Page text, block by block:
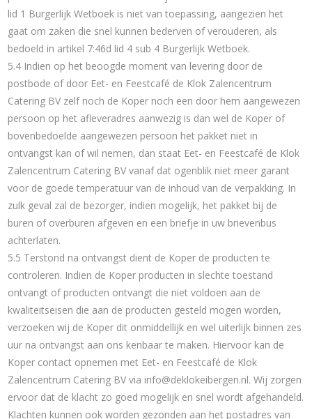
lid 1 Burgerlijk Wetboek is niet van toepassing, aangezien het
gaat om zaken die snel kunnen bederven of verouderen, als
bedoeld in artikel 7:46d lid 4 sub 4 Burgerlijk Wetboek.
5.4 Indien op het beoogde moment van levering door de
postbode of door Eet- en Feestcafé de Klok Zalencentrum
Catering BV zelf noch de Koper noch een door hem aangewezen
persoon op het afleveradres aanwezig is dan wel de Koper of
bovenbedoelde aangewezen persoon het pakket niet in
ontvangst kan of wil nemen, dan staat Eet- en Feestcafé de Klok
Zalencentrum Catering BV vanaf dat ogenblik niet meer garant
voor de goede temperatuur van de inhoud van de verpakking. In
zulk geval zal de bezorger, indien mogelijk, het pakket bij de
buren of overburen afgeven en een briefje in uw brievenbus
achterlaten.
5.5 Terstond na ontvangst dient de Koper de producten te
controleren. Indien de Koper producten in slechte toestand
ontvangt of producten ontvangt die niet voldoen aan de
kwaliteitseisen die aan de producten gesteld mogen worden,
verzoeken wij de Koper dit onmiddellijk en wel uiterlijk binnen zes
uur na ontvangst aan ons kenbaar te maken. Hiervoor kan de
Koper contact opnemen met Eet- en Feestcafé de Klok
Zalencentrum Catering BV via info@deklokeibergen.nl. Wij zorgen
ervoor dat de klacht zo goed mogelijk en snel wordt afgehandeld.
Klachten kunnen ook worden gezonden aan het postadres van